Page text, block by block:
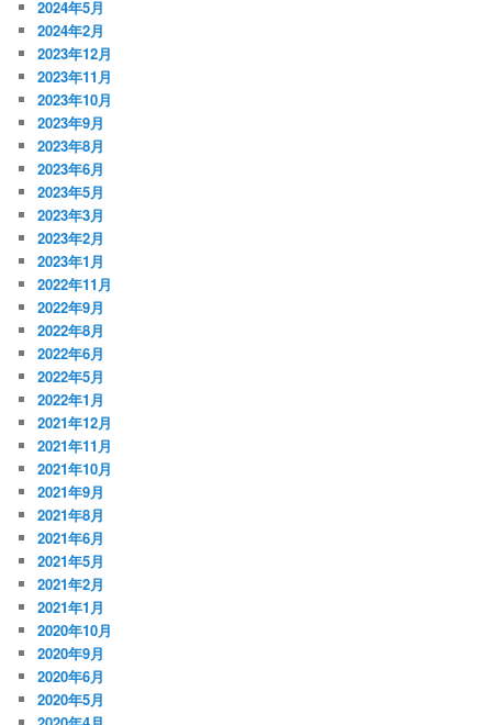
2024年5月
2024年2月
2023年12月
2023年11月
2023年10月
2023年9月
2023年8月
2023年6月
2023年5月
2023年3月
2023年2月
2023年1月
2022年11月
2022年9月
2022年8月
2022年6月
2022年5月
2022年1月
2021年12月
2021年11月
2021年10月
2021年9月
2021年8月
2021年6月
2021年5月
2021年2月
2021年1月
2020年10月
2020年9月
2020年6月
2020年5月